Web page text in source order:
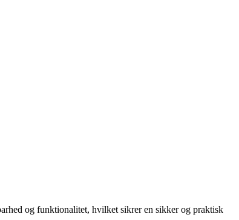
og funktionalitet, hvilket sikrer en sikker og praktisk